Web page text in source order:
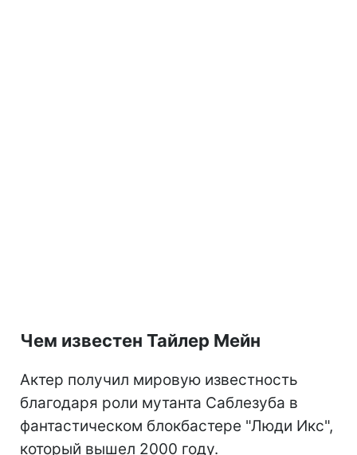
Чем известен Тайлер Мейн
Актер получил мировую известность
благодаря роли мутанта Саблезуба в
фантастическом блокбастере "Люди Икс",
который вышел 2000 году.